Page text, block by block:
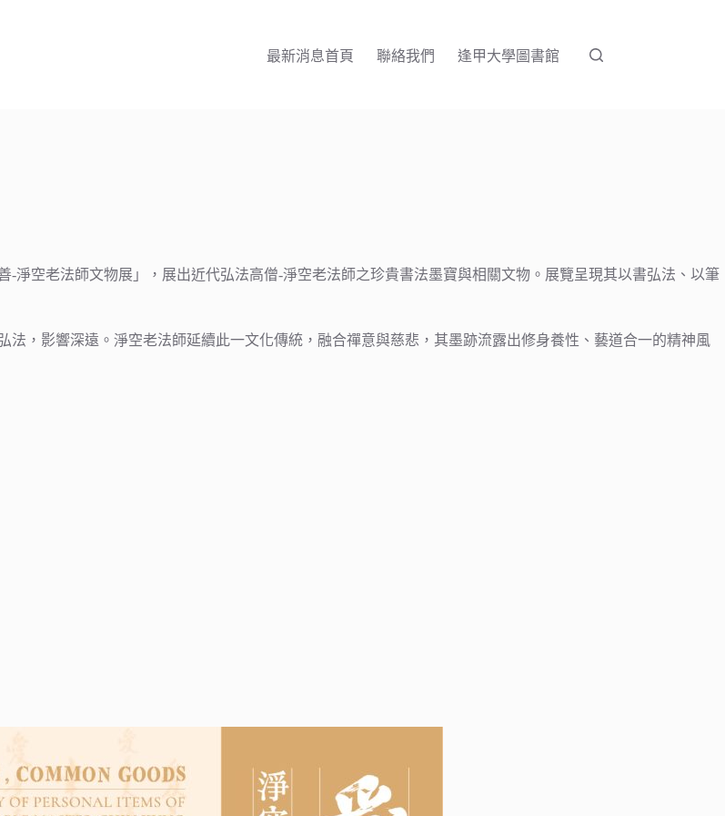
最新消息首頁 聯絡我們 逢甲大學圖書館
淨空老法師文物展」，展出近代弘法高僧-淨空老法師之珍貴書法墨寶與相關文物。展覽呈現其以書弘法、以筆
，影響深遠。淨空老法師延續此一文化傳統，融合禪意與慈悲，其墨跡流露出修身養性、藝道合一的精神風